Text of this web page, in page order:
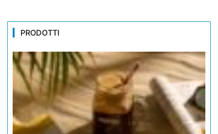
PRODOTTI